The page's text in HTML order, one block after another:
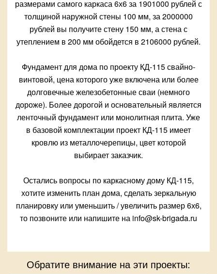
размерами самого каркаса 6х6 за 1901000 рублей с
толщиной наружной стены 100 мм, за 2000000
рублей вы получите стену 150 мм, а стена с
утеплением в 200 мм обойдется в 2106000 рублей.
Фундамент для дома по проекту КД-115 свайно-
винтовой, цена которого уже включена или более
долговечные железобетонные сваи (немного
дороже). Более дорогой и основательный является
ленточный фундамент или монолитная плита. Уже
в базовой комплектации проект КД-115 имеет
кровлю из металлочерепицы, цвет которой
выбирает заказчик.
Остались вопросы по каркасному дому КД-115,
хотите изменить план дома, сделать зеркальную
планировку или уменьшить / увеличить размер 6х6,
то позвоните или напишите на info@sk-brigada.ru
Обратите внимание на эти проекты: